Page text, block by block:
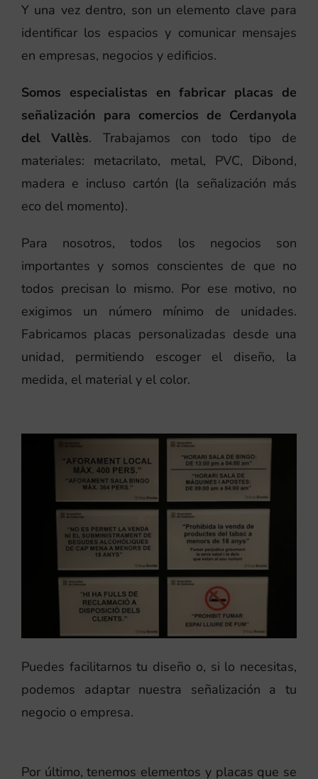
Por último, tenemos elementos y placas que se
Y una vez dentro, son un elemento clave para
identificar los espacios y comunicar mensajes
en empresas, negocios y edificios.
Somos especialistas en fabricar placas de
señalización para comercios de Cerdanyola
del Vallès. Trabajamos con todo tipo de
materiales: metacrilato, metal, PVC, Dibond,
madera e incluso cartón (la señalización más
eco del momento).
Para nosotros, todos los negocios son
importantes y somos conscientes de que no
todos precisan lo mismo. Por ese motivo, no
exigimos un número mínimo de unidades.
Fabricamos placas personalizadas desde una
unidad, permitiendo escoger el diseño, la
medida, el material y el color.
Puedes facilitarnos tu diseño o, si lo necesitas,
podemos adaptar nuestra señalización a tu
negocio o empresa.